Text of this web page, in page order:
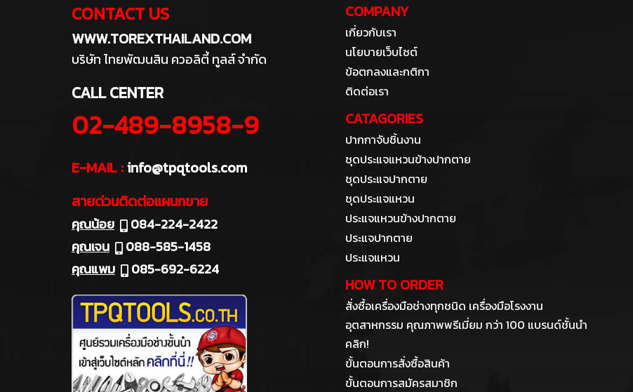
CONTACT US
WWW.TOREXTHAILAND.COM
บริษัท ไทยพัฒนสิน ควอลิตี้ ทูลส์ จำกัด
CALL CENTER
02-489-8958-9
E-MAIL :info@tpqtools.com
สายด่วนติดต่อแผนกขาย
คุณน้อย
084-224-2422
คุณเจน
088-585-1458
คุณแพม
085-692-6224
COMPANY
เกี่ยวกับเรา
นโยบายเว็บไซต์
ข้อตกลงและกติกา
ติดต่อเรา
CATAGORIES
ปากกาจับชิ้นงาน
ชุดประแจแหวนข้างปากตาย
ชุดประแจปากตาย
ชุดประแจแหวน
ประแจแหวนข้างปากตาย
ประแจปากตาย
ประแจแหวน
HOW TO ORDER
สั่งซื้อเครื่องมือช่างทุกชนิด เครื่องมือโรงงาน
อุตสาหกรรม คุณภาพพรีเมี่ยม กว่า 100 แบรนด์ชั้นนำ
คลิก!
ขั้นตอนการสั่งซื้อสินค้า
ขั้นตอนการสมัครสมาชิก